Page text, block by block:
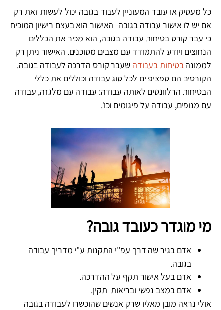
כל מעסיק או עובד המעוניין לעבוד בגובה יכול לעשות זאת רק
אם יש לו אישור עבודה בגובה- האישור הוא בעצם רישיון המוכיח
כי עבר קורס בטיחות עבודה בגובה, הוא מכיר את הכללים
הנחוצים ויודע להתמודד עם מצבים מסוכנים. האישור ניתן רק
לממונה בטיחות בעבודה שעבר קורס הדרכה לעבודה בגובה.
הקורסים הם ספציפיים לכל סוג עבודה וכוללים את כללי
הבטיחות הרלוונטים לאותה עבודה: עבודה עם מלגזה, עבודה
עם מנופים, עבודה על פיגומים וכו'.
מי מוגדר כעובד גובה?
אדם בגיר שהודרך עפ"י התקנות ע"י מדריך עבודה
בגובה.
אדם בעל אישור תקף על ההדרכה.
אדם במצב נפשי ובריאותי תקין.
אולי נראה מובן מאליו שרק אנשים שהוכשרו לעבודה בגובה